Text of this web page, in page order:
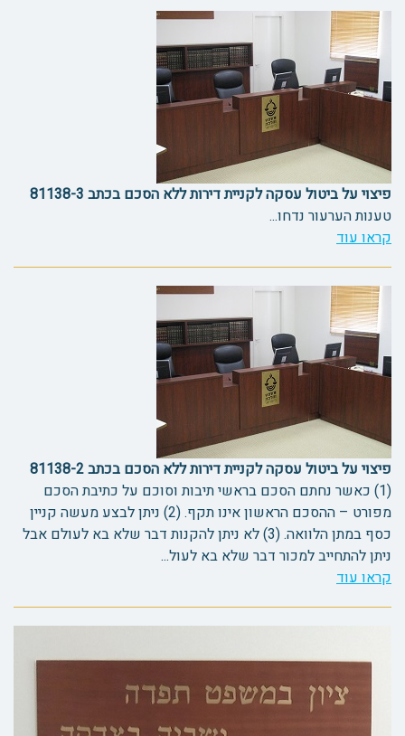
פיצוי על ביטול עסקה לקניית דירות ללא הסכם בכתב 81138-3
טענות הערעור נדחו...
קראו עוד
פיצוי על ביטול עסקה לקניית דירות ללא הסכם בכתב 81138-2
(1) כאשר נחתם הסכם בראשי תיבות וסוכם על כתיבת הסכם
מפורט – ההסכם הראשון אינו תקף. (2) ניתן לבצע מעשה קניין
כסף במתן הלוואה. (3) לא ניתן להקנות דבר שלא בא לעולם אבל
ניתן להתחייב למכור דבר שלא בא לעול...
קראו עוד